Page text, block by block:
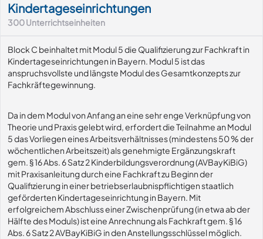
Kindertageseinrichtungen
300Unterrichtseinheiten
Block C beinhaltet mit Modul 5 die Qualifizierung zur Fachkraft in
Kindertageseinrichtungen in Bayern. Modul 5 ist das
anspruchsvollste und längste Modul des Gesamtkonzepts zur
Fachkräftegewinnung.
Da in dem Modul von Anfang an eine sehr enge Verknüpfung von
Theorie und Praxis gelebt wird, erfordert die Teilnahme an Modul
5 das Vorliegen eines Arbeitsverhältnisses (mindestens 50 % der
wöchentlichen Arbeitszeit) als genehmigte Ergänzungskraft
gem. § 16 Abs. 6 Satz 2 Kinderbildungsverordnung (AVBayKiBiG)
mit Praxisanleitung durch eine Fachkraft zu Beginn der
Qualifizierung in einer betriebserlaubnispflichtigen staatlich
geförderten Kindertageseinrichtung in Bayern. Mit
erfolgreichem Abschluss einer Zwischenprüfung (in etwa ab der
Hälfte des Moduls) ist eine Anrechnung als Fachkraft gem. § 16
Abs. 6 Satz 2 AVBayKiBiG in den Anstellungsschlüssel möglich.